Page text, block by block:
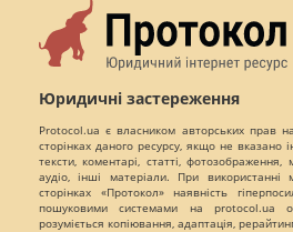
Юридичні застереження
Protocol.ua є власником авторських прав
сторінках даного ресурсу, якщо не вказано
тексти, коментарі, статті,
аудіо, інші матеріали. При
сторінках «Протокол» наявність
пошуковими системами на protocol.ua
розуміється копіювання, адаптація,